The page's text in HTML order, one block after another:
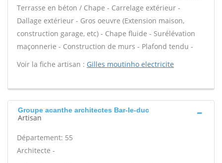
Terrasse en béton / Chape - Carrelage extérieur -
Dallage extérieur - Gros oeuvre (Extension maison,
construction garage, etc) - Chape fluide - Surélévation
maçonnerie - Construction de murs - Plafond tendu -
Voir la fiche artisan : Gilles moutinho electricite
Groupe acanthe architectes Bar-le-duc
Artisan
Département: 55
Architecte -